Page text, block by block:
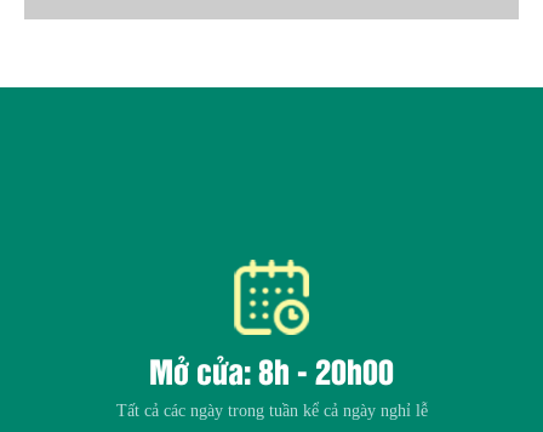
Mở cửa: 8h - 20h00
Tất cả các ngày trong tuần kể cả ngày nghỉ lễ